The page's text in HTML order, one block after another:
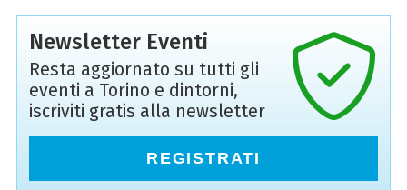
Newsletter Eventi
Resta aggiornato su tutti gli
eventi a Torino e dintorni,
iscriviti gratis alla newsletter
REGISTRATI